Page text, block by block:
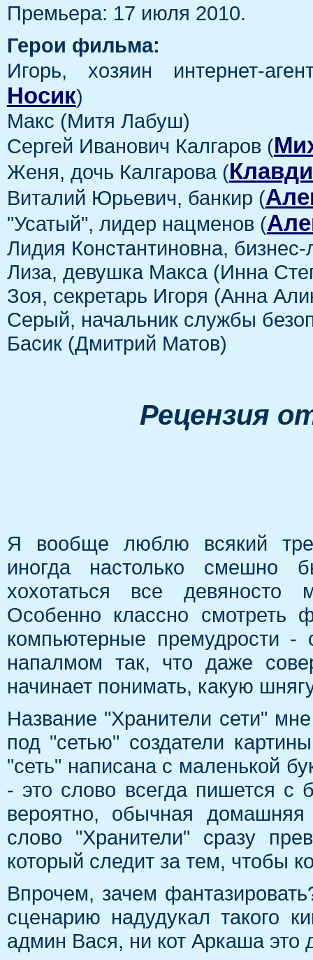
Премьера: 17 июля 2010.
Герои фильма:
Игорь, хозяин интернет-
Носик)
Макс (Митя Лабуш)
Сергей Иванович Калгаров (
Женя, дочь Калгарова (
Виталий Юрьевич, банкир (
"Усатый", лидер нацменов (
Лидия Константиновна,
Лиза, девушка Макса (Инна
Зоя, секретарь Игоря (Анна
Серый, начальник службы
Басик (Дмитрий Матов)
Рецензия
Я вообще люблю всякий
иногда настолько смешно
хохотаться все девяносто
Особенно классно смотреть
компьютерные премудрости -
напалмом так, что даже
начинает понимать, какую
Название "Хранители сети"
под "сетью" создатели
"сеть" написана с маленькой
- это слово всегда пишется с
вероятно, обычная
слово "Хранители" сразу
который следит за тем, чтобы
Впрочем, зачем
сценарию надудукал такого
админ Вася, ни кот Аркаша это